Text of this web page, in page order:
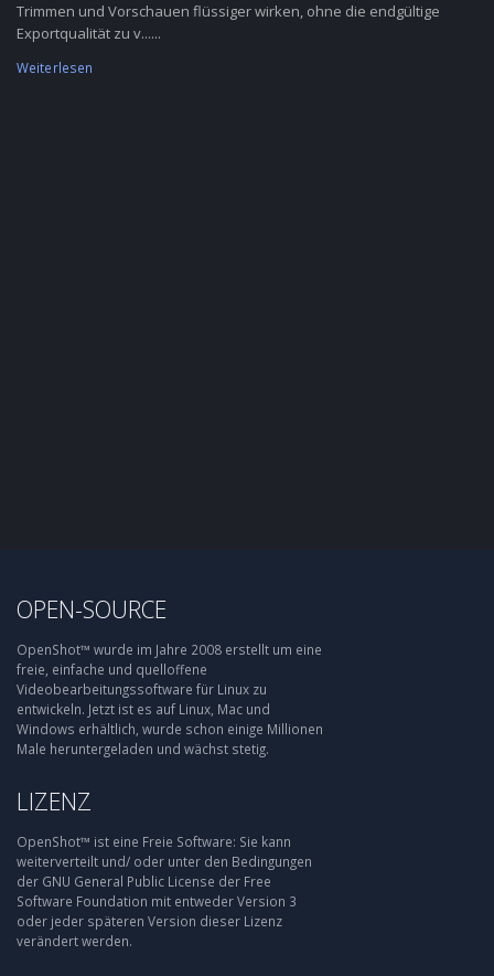
Trimmen und Vorschauen flüssiger wirken, ohne die endgültige
Exportqualität zu v......
Weiterlesen
OPEN-SOURCE
OpenShot™ wurde im Jahre 2008 erstellt um eine
freie, einfache und quelloffene
Videobearbeitungssoftware für Linux zu
entwickeln. Jetzt ist es auf Linux, Mac und
Windows erhältlich, wurde schon einige Millionen
Male heruntergeladen und wächst stetig.
LIZENZ
OpenShot™ ist eine Freie Software: Sie kann
weiterverteilt und/ oder unter den Bedingungen
der GNU General Public License der Free
Software Foundation mit entweder Version 3
oder jeder späteren Version dieser Lizenz
verändert werden.